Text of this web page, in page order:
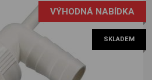
VÝHODNÁ NABÍDKA
SKLADEM